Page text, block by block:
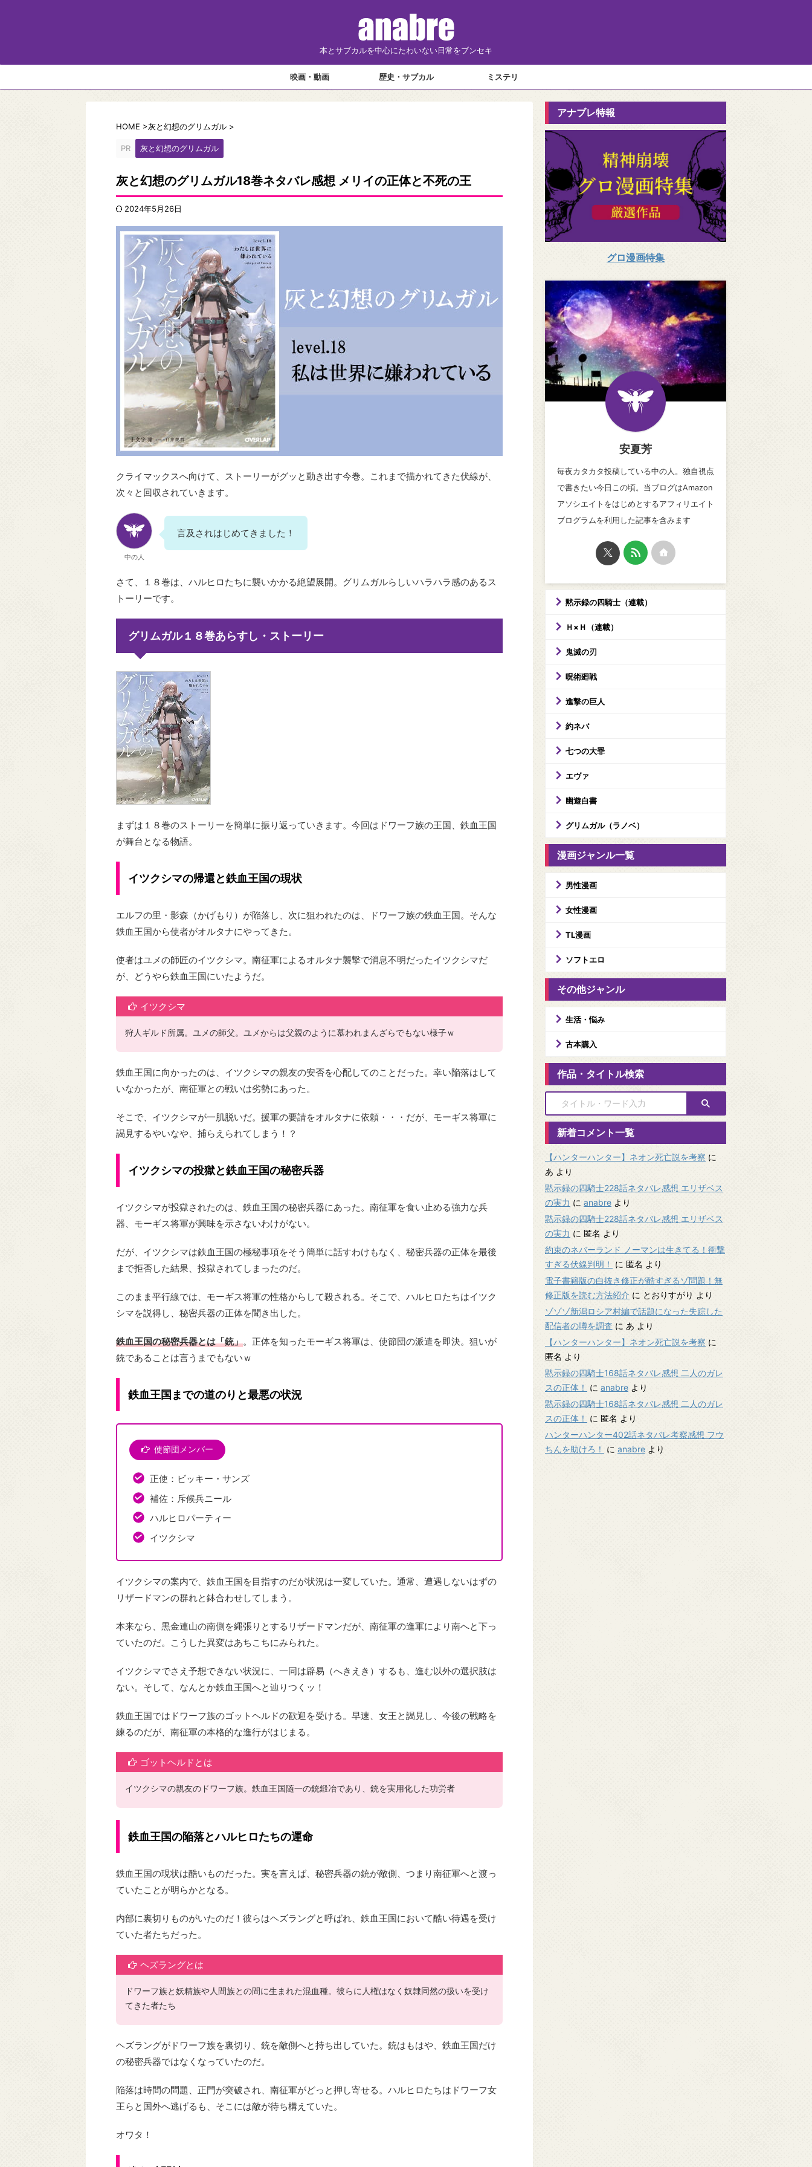
本とサブカルを中心にたわいない日常をブンセキ
映画・動画 歴史・サブカル ミステリ
HOME >灰と幻想のグリムガル >
PR 灰と幻想のグリムガル
灰と幻想のグリムガル18巻ネタバレ感想 メリイの正体と不死の王
2024年5月26日
クライマックスへ向けて、ストーリーがグッと動き出す今巻。これまで描かれてきた伏線が、
次々と回収されていきます。
中の人
言及されはじめてきました！
さて、１８巻は、ハルヒロたちに襲いかかる絶望展開。グリムガルらしいハラハラ感のあるス
トーリーです。
グリムガル１８巻あらすし・ストーリー
まずは１８巻のストーリーを簡単に振り返っていきます。今回はドワーフ族の王国、鉄血王国
が舞台となる物語。
イツクシマの帰還と鉄血王国の現状
エルフの里・影森（かげもり）が陥落し、次に狙われたのは、ドワーフ族の鉄血王国。そんな
鉄血王国から使者がオルタナにやってきた。
使者はユメの師匠のイツクシマ。南征軍によるオルタナ襲撃で消息不明だったイツクシマだ
が、どうやら鉄血王国にいたようだ。
イツクシマ
狩人ギルド所属。ユメの師父。ユメからは父親のように慕われまんざらでもない様子ｗ
鉄血王国に向かったのは、イツクシマの親友の安否を心配してのことだった。幸い陥落はして
いなかったが、南征軍との戦いは劣勢にあった。
そこで、イツクシマが一肌脱いだ。援軍の要請をオルタナに依頼・・・だが、モーギス将軍に
謁見するやいなや、捕らえられてしまう！？
イツクシマの投獄と鉄血王国の秘密兵器
イツクシマが投獄されたのは、鉄血王国の秘密兵器にあった。南征軍を食い止める強力な兵
器、モーギス将軍が興味を示さないわけがない。
だが、イツクシマは鉄血王国の極秘事項をそう簡単に話すわけもなく、秘密兵器の正体を最後
まで拒否した結果、投獄されてしまったのだ。
このまま平行線では、モーギス将軍の性格からして殺される。そこで、ハルヒロたちはイツク
シマを説得し、秘密兵器の正体を聞き出した。
鉄血王国の秘密兵器とは「銃」。正体を知ったモーギス将軍は、使節団の派遣を即決。狙いが
銃であることは言うまでもないｗ
鉄血王国までの道のりと最悪の状況
使節団メンバー
正使：ビッキー・サンズ
補佐：斥候兵ニール
ハルヒロパーティー
イツクシマ
イツクシマの案内で、鉄血王国を目指すのだが状況は一変していた。通常、遭遇しないはずの
リザードマンの群れと鉢合わせしてしまう。
本来なら、黒金連山の南側を縄張りとするリザードマンだが、南征軍の進軍により南へと下っ
ていたのだ。こうした異変はあちこちにみられた。
イツクシマでさえ予想できない状況に、一同は辟易（へきえき）するも、進む以外の選択肢は
ない。そして、なんとか鉄血王国へと辿りつくッ！
鉄血王国ではドワーフ族のゴットヘルドの歓迎を受ける。早速、女王と謁見し、今後の戦略を
練るのだが、南征軍の本格的な進行がはじまる。
ゴットヘルドとは
イツクシマの親友のドワーフ族。鉄血王国随一の銃鍛冶であり、銃を実用化した功労者
鉄血王国の陥落とハルヒロたちの運命
鉄血王国の現状は酷いものだった。実を言えば、秘密兵器の銃が敵側、つまり南征軍へと渡っ
ていたことが明らかとなる。
内部に裏切りものがいたのだ！彼らはヘズラングと呼ばれ、鉄血王国において酷い待遇を受け
ていた者たちだった。
ヘズラングとは
ドワーフ族と妖精族や人間族との間に生まれた混血種。彼らに人権はなく奴隷同然の扱いを受け
てきた者たち
ヘズラングがドワーフ族を裏切り、銃を敵側へと持ち出していた。銃はもはや、鉄血王国だけ
の秘密兵器ではなくなっていたのだ。
陥落は時間の問題、正門が突破され、南征軍がどっと押し寄せる。ハルヒロたちはドワーフ女
王らと国外へ逃げるも、そこには敵が待ち構えていた。
オワタ！
アナブレ特報
グロ漫画特集
安夏芳
毎夜カタカタ投稿している中の人。独自視点
で書きたい今日この頃。当ブログはAmazon
アソシエイトをはじめとするアフィリエイト
ブログラムを利用した記事を含みます
黙示録の四騎士（連載）
Ｈ×Ｈ（連載）
鬼滅の刃
呪術廻戦
進撃の巨人
約ネバ
七つの大罪
エヴァ
幽遊白書
グリムガル（ラノベ）
漫画ジャンル一覧
男性漫画
女性漫画
TL漫画
ソフトエロ
その他ジャンル
生活・悩み
古本購入
作品・タイトル検索
新着コメント一覧
【ハンターハンター】ネオン死亡説を考察 に
あ より
黙示録の四騎士228話ネタバレ感想 エリザベス
の実力 に anabre より
黙示録の四騎士228話ネタバレ感想 エリザベス
の実力 に 匿名 より
約束のネバーランド ノーマンは生きてる！衝撃
すぎる伏線判明！
に 匿名 より
電子書籍版の白抜き修正が酷すぎるゾ問題！無
修正版を読む方法紹介 に とおりすがり より
ゾゾゾ新潟ロシア村編で話題になった失踪した
配信者の噂を調査 に あ より
【ハンターハンター】ネオン死亡説を考察 に
匿名 より
黙示録の四騎士168話ネタバレ感想 二人のガレ
スの正体！
に anabre より
黙示録の四騎士168話ネタバレ感想 二人のガレ
スの正体！
に 匿名 より
ハンターハンター402話ネタバレ考察感想 フウ
ちんを助けろ！
に anabre より